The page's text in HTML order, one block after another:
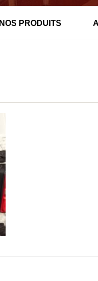
NOS PRODUITS